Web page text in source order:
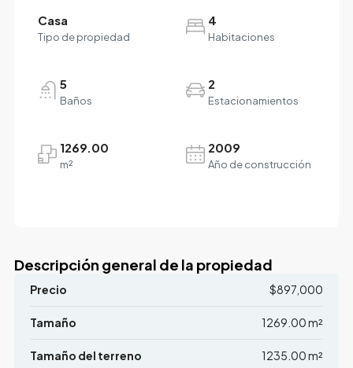
Casa
Tipo de propiedad
4
Habitaciones
5
Baños
2
Estacionamientos
1269.00
m²
2009
Año de construcción
Descripción general de la propiedad
Precio $897,000
Tamaño 1269.00 m²
Tamaño del terreno 1235.00 m²